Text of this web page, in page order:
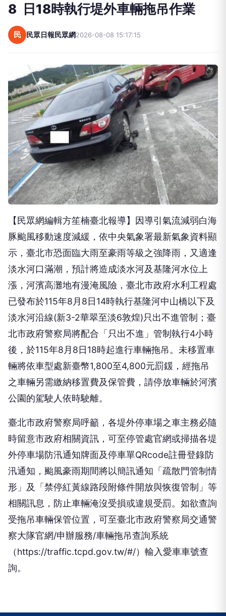
8 日18時執行堤外車輛拖吊作業
民 民眾日報民眾網2026-08-08 15:17:15
【民眾網編輯方笙楠臺北報導】因導引氣流減弱白海
豚颱風移動速度減緩，依中央氣象署最新氣象資料顯
示，臺北市恐面臨大雨至豪雨等級之強降雨，又適逢
淡水河口滿潮，預計將造成淡水河及基隆河水位上
漲，河濱高灘地有漫淹風險，臺北市政府水利工程處
已發布於115年8月8日14時執行基隆河中山橋以下及
淡水河沿線(新3-2華翠至淡6敦煌)只出不進管制；臺
北市政府警察局將配合「只出不進」管制執行4小時
後，於115年8月8日18時起進行車輛拖吊。未移置車
輛將依車型處新臺幣1,800至4,800元罰鍰，經拖吊
之車輛另需繳納移置費及保管費，請停放車輛於河濱
公園的駕駛人依時駛離。
臺北市政府警察局呼籲，各堤外停車場之車主務必隨
時留意市政府相關資訊，可至停管處官網或掃描各堤
外停車場防汛通知牌面及停車單QRcode註冊登錄防
汛通知，颱風豪雨期間將以簡訊通知「疏散門管制情
形」及「禁停紅黃線路段附條件開放與恢復管制」等
相關訊息，防止車輛淹沒受損或違規受罰。如欲查詢
受拖吊車輛保管位置，可至臺北市政府警察局交通警
察大隊官網/申辦服務/車輛拖吊查詢系統
（https://traffic.tcpd.gov.tw/#/）輸入愛車車號查
詢。